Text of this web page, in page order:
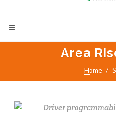
Area
Home
Driver